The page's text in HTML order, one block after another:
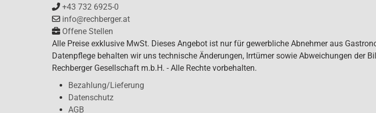
+43 732 6925-0
info@rechberger.at
Offene Stellen
Alle Preise exklusive MwSt. Dieses Angebot ist nur für gewerbliche Abnehmer aus
Datenpflege behalten wir uns technische Änderungen, Irrtümer sowie Abweichungen der
Rechberger Gesellschaft m.b.H. - Alle Rechte vorbehalten.
Bezahlung/Lieferung
Datenschutz
AGB